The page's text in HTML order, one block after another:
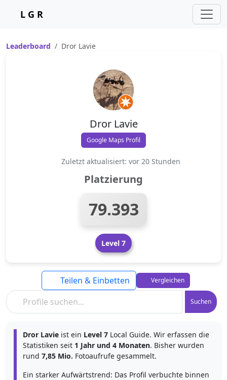
L G R
Leaderboard Dror Lavie
Dror Lavie
Google Maps Profil
Zuletzt aktualisiert: vor 20 Stunden
Platzierung
79.393
Level 7
Suchen
Teilen & Einbetten Vergleichen
Dror Lavie ist ein Level 7 Local Guide. Wir erfassen die
Statistiken seit 1 Jahr und 4 Monaten. Bisher wurden
rund 7,85 Mio. Fotoaufrufe gesammelt.
Ein starker Aufwärtstrend: Das Profil verbuchte binnen